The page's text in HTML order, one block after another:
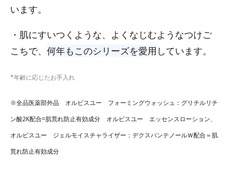
います。
・肌にすいつくような、よくなじむようなつけご
こちで、 何年もこのシリーズを愛用 しています。
*年齢に応じたお手入れ
※全品医薬部外品 オルビスユー フォーミングウォッシュ：グリチルリチ
ン酸2K配合=肌荒れ防止有効成分 オルビスユー エッセンスローション、
オルビスユー ジェルモイスチャライザー：デクスパンテノールＷ配合＝肌
荒れ防止有効成分